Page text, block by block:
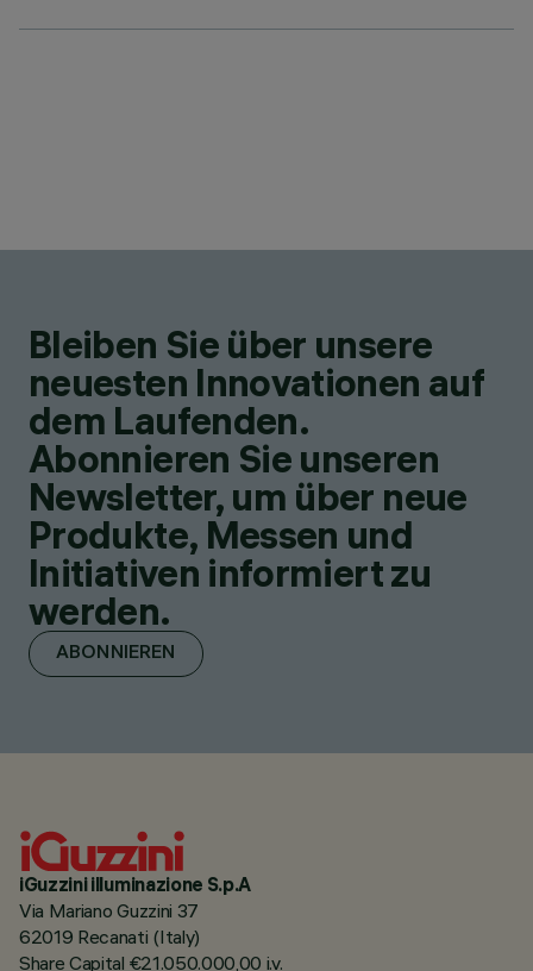
Bleiben Sie über unsere
neuesten Innovationen auf
dem Laufenden.
Abonnieren Sie unseren
Newsletter, um über neue
Produkte, Messen und
Initiativen informiert zu
werden.
ABONNIEREN
iGuzzini illuminazione S.p.A
Via Mariano Guzzini 37
62019 Recanati (Italy)
Share Capital €21.050.000,00 i.v.